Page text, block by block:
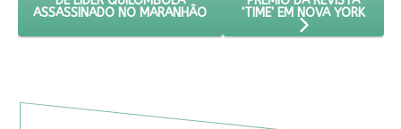
ASSASSINADO NO MARANHÃO
'TIME' EM NOVA YORK